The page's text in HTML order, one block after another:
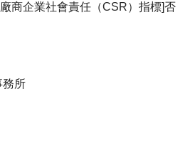
商企業社會責任（CSR）指標]否
務所